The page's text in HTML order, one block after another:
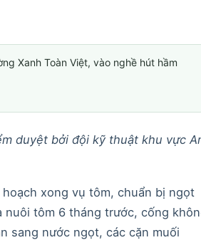
Xanh Toàn Việt, vào nghề hút hầm
duyệt bởi đội kỹ thuật khu vực
xong vụ tôm, chuẩn bị ngọt
nuôi tôm 6 tháng trước, cống
sang nước ngọt, các cặn muối